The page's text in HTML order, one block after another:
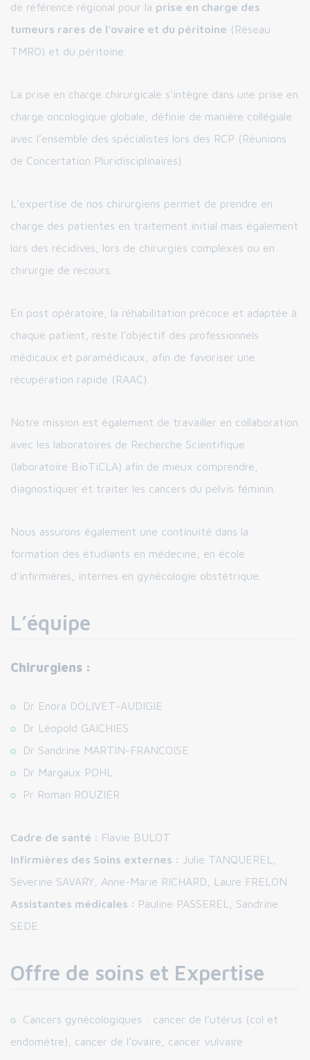
de référence régional pour la prise en charge des
tumeurs rares de l’ovaire et du péritoine (Réseau
TMRO) et du péritoine.
La prise en charge chirurgicale s’intègre dans une prise en
charge oncologique globale, définie de manière collégiale
avec l’ensemble des spécialistes lors des RCP (Réunions
de Concertation Pluridisciplinaires).
L’expertise de nos chirurgiens permet de prendre en
charge des patientes en traitement initial mais également
lors des récidives, lors de chirurgies complexes ou en
chirurgie de recours.
En post opératoire, la réhabilitation précoce et adaptée à
chaque patient, reste l’objectif des professionnels
médicaux et paramédicaux, afin de favoriser une
récupération rapide (RAAC).
Notre mission est également de travailler en collaboration
avec les laboratoires de Recherche Scientifique
(laboratoire BioTiCLA) afin de mieux comprendre,
diagnostiquer et traiter les cancers du pelvis féminin.
Nous assurons également une continuité dans la
formation des étudiants en médecine, en école
d’infirmières, internes en gynécologie obstétrique.
L’équipe
Chirurgiens :
Dr Enora DOLIVET-AUDIGIE
Dr Léopold GAICHIES
Dr Sandrine MARTIN-FRANCOISE
Dr Margaux POHL
Pr Roman ROUZIER
Cadre de santé : Flavie BULOT
Infirmières des Soins externes :
Julie TANQUEREL,
Séverine SAVARY, Anne-Marie RICHARD, Laure FRELON
Assistantes médicales : Pauline PASSEREL, Sandrine
SEDE
Offre de soins et Expertise
Cancers gynécologiques : cancer de l’utérus (col et
endomètre), cancer de l’ovaire, cancer vulvaire